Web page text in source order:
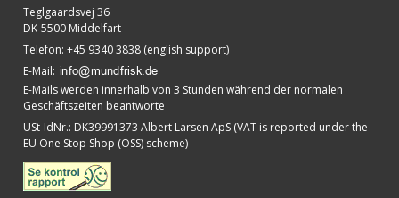
Teglgaardsvej 36
DK-5500 Middelfart
Telefon: +45 9340 3838 (english support)
E-Mail:
E-Mails werden innerhalb von 3 Stunden während der normalen
Geschäftszeiten beantworte
USt-IdNr.: DK39991373 Albert Larsen ApS (VAT is reported under the
EU One Stop Shop (OSS) scheme)